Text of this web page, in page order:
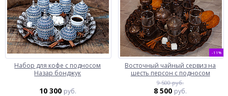
Набор для кофе с подносом
Назар бонджук
10 300 руб.
-11%
Восточный чайный сервиз на
шесть персон с подносом
9 500 руб.
8 500 руб.